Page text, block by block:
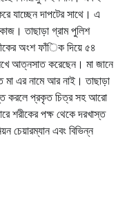
যাচ্ছেন দাপটের সাথে। এ
তাছাড়া গ্রাম পুলিশ
অংশ ফাঁিক দিয়ে ৫৪
আত্নসাত করেছেন। মা জানে
এর নামে আর নাই। তাছাড়া
করলে প্রকৃত চিত্র সহ আরো
শরীকের পক্ষ থেকে দরখাস্ত
চেয়ারম্যান এবং বিভিন্ন